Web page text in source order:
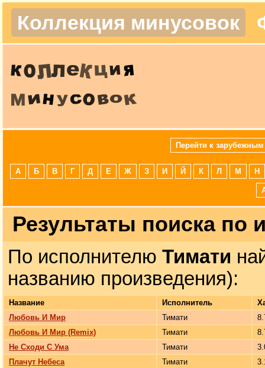
Коллекция минусовок
Перейти к зарубежным
А Б В Г Д Е Ж З И Й К Л М Н
Результаты поиска по
По исполнителю Тимати
названию произведения):
Название Исполнитель
Любовь И Мир
Тимати
Любовь И Мир (Remix)
Тимати
Не Сходи С Ума
Тимати
Плачут Небеса
Тимати